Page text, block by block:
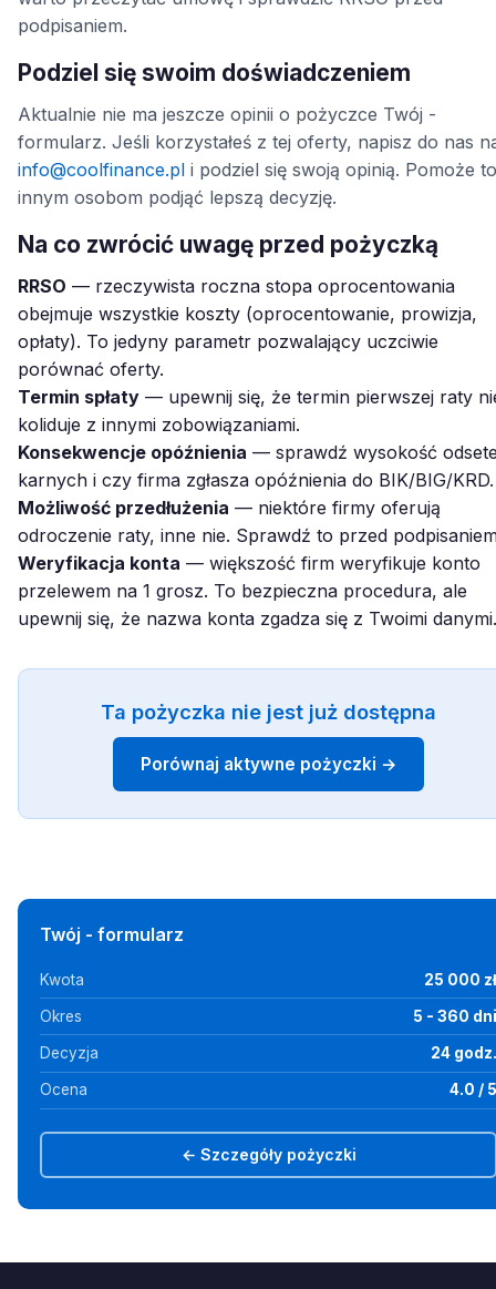
podpisaniem.
Podziel się swoim doświadczeniem
Aktualnie nie ma jeszcze opinii o pożyczce Twój -
formularz. Jeśli korzystałeś z tej oferty, napisz do nas
info@coolfinance.pl i podziel się swoją opinią. Pomoże to
innym osobom podjąć lepszą decyzję.
Na co zwrócić uwagę przed pożyczką
RRSO — rzeczywista roczna stopa oprocentowania
obejmuje wszystkie koszty (oprocentowanie, prowizja,
opłaty). To jedyny parametr pozwalający uczciwie
porównać oferty.
Termin spłaty — upewnij się, że termin pierwszej raty
koliduje z innymi zobowiązaniami.
Konsekwencje opóźnienia — sprawdź wysokość
karnych i czy firma zgłasza opóźnienia do BIK/BIG/KRD.
Możliwość przedłużenia — niektóre firmy oferują
odroczenie raty, inne nie. Sprawdź to przed
Weryfikacja konta — większość firm weryfikuje konto
przelewem na 1 grosz. To bezpieczna procedura, ale
upewnij się, że nazwa konta zgadza się z Twoimi danymi.
Ta pożyczka nie jest już dostępna
Porównaj aktywne pożyczki →
Twój - formularz
Kwota 25 000 zł
Okres 5 - 360 dni
Decyzja 24 godz.
Ocena 4.0 / 5
← Szczegóły pożyczki